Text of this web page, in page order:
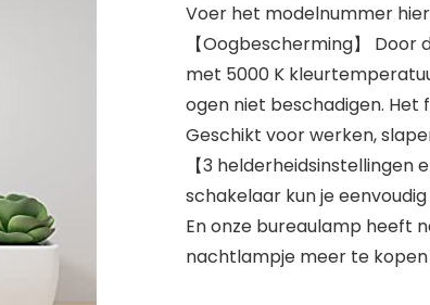
Voer het modelnummer
【Oogbescherming】
met 5000 K
ogen niet beschadigen. Het
Geschikt voor werken,
【3
schakelaar kun je
En onze bureaulamp heeft
nachtlampje meer te